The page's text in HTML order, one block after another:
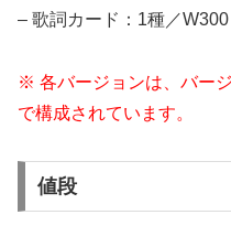
– 歌詞カード：1種／
※ 各バージョンは、バー
で構成されています。
値段